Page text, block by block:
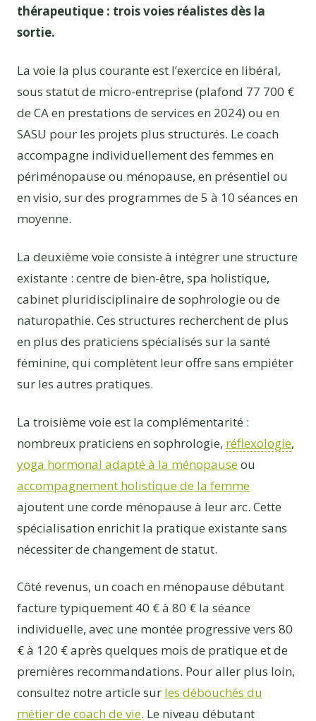
thérapeutique : trois voies réalistes dès la
sortie.
La voie la plus courante est l’exercice en libéral,
sous statut de micro-entreprise (plafond 77 700 €
de CA en prestations de services en 2024) ou en
SASU pour les projets plus structurés. Le coach
accompagne individuellement des femmes en
périménopause ou ménopause, en présentiel ou
en visio, sur des programmes de 5 à 10 séances en
moyenne.
La deuxième voie consiste à intégrer une structure
existante : centre de bien-être, spa holistique,
cabinet pluridisciplinaire de sophrologie ou de
naturopathie. Ces structures recherchent de plus
en plus des praticiens spécialisés sur la santé
féminine, qui complètent leur offre sans empiéter
sur les autres pratiques.
La troisième voie est la complémentarité :
nombreux praticiens en sophrologie, réflexologie,
yoga hormonal adapté à la ménopauseou
accompagnement holistique de la femme
ajoutent une corde ménopause à leur arc. Cette
spécialisation enrichit la pratique existante sans
nécessiter de changement de statut.
Côté revenus, un coach en ménopause débutant
facture typiquement 40 € à 80 € la séance
individuelle, avec une montée progressive vers 80
€ à 120 € après quelques mois de pratique et de
premières recommandations. Pour aller plus loin,
consultez notre article sur les débouchés du
métier de coach de vie. Le niveau débutant